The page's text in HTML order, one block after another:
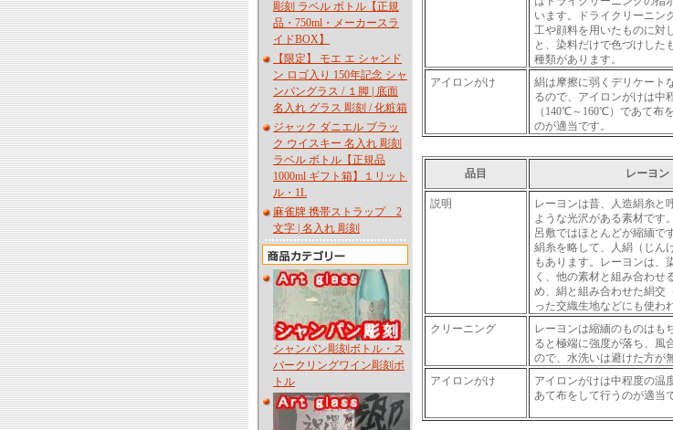
彫刻 ラベル ボトル【正規
品・750ml・メーカースラ
イドBOX】
【限定】 モエ エ シャンド
ン ロゴ入り 150年記念 シャ
ンパングラス / １脚 | 底面
名入れ グラス 彫刻 / 化粧箱
ジャック ダニエル ブラッ
ク ウイスキー 名入れ 彫刻
ラベル ボトル【正規品
1000ml ギフト箱】１リット
ル・1L
麻雀牌 携帯ストラップ 2
文字 | 名入れ 彫刻
シャンパン彫刻ボトル・ス
パークリングワイン彫刻ボ
トル
います。ドライクリーニン
工や顔料を用いたものに対
と、染料だけで色づけした
種類があります。
アイロンがけ
絹は摩擦に弱くデリケート
るので、アイロンがけは中
（140℃～160℃）であて布
のが適当です。
品目 レーヨン
説明
レーヨンは昔、人造絹糸と
ような光沢がある素材です
呂敷ではほとんどが縮緬で
絹糸を略して、人絹（じん
もあります。レーヨンは、
く、他の素材と組み合わせ
め、絹と組み合わせた絹交
った交織生地などにも使わ
クリーニング
レーヨンは縮緬のものはも
ると極端に強度が落ち、風
ので、水洗いは避けた方が
アイロンがけ
アイロンがけは中程度の温
あて布をして行うのが適当